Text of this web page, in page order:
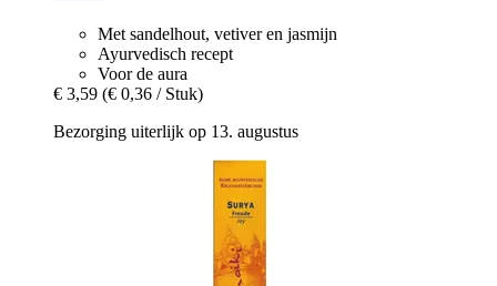
Met sandelhout, vetiver en jasmijn
Ayurvedisch recept
Voor de aura
€ 3,59 (€ 0,36 / Stuk)
Bezorging uiterlijk op 13. augustus